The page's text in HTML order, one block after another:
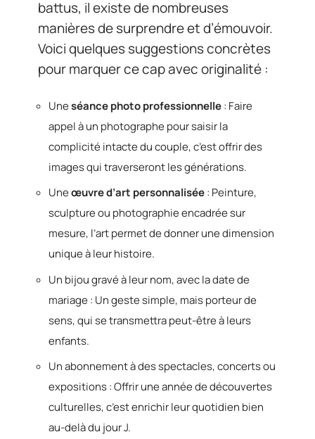
battus, il existe de nombreuses
manières de surprendre et d’émouvoir.
Voici quelques suggestions concrètes
pour marquer ce cap avec originalité :
Uneséance photo professionnelle: Faire
appel à un photographe pour saisir la
complicité intacte du couple, c’est offrir des
images qui traverseront les générations.
Uneœuvre d’art personnalisée: Peinture,
sculpture ou photographie encadrée sur
mesure, l’art permet de donner une dimension
unique à leur histoire.
Un bijou gravé à leur nom, avec la date de
mariage : Un geste simple, mais porteur de
sens, qui se transmettra peut-être à leurs
enfants.
Un abonnement à des spectacles, concerts ou
expositions : Offrir une année de découvertes
culturelles, c’est enrichir leur quotidien bien
au-delà du jour J.